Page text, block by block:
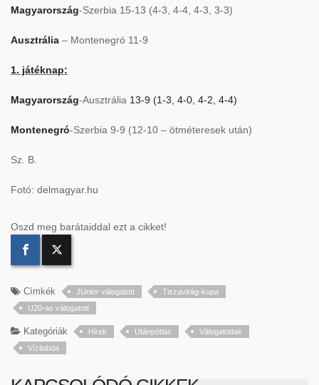
Magyarország-Szerbia 15-13 (4-3, 4-4, 4-3, 3-3)
Ausztrália – Montenegró 11-9
1. játéknap:
Magyarország-Ausztrália 13-9 (1-3, 4-0, 4-2, 4-4)
Montenegró-Szerbia 9-9 (12-10 – ötméteresek után)
Sz. B.
Fotó: delmagyar.hu
Oszd meg barátaiddal ezt a cikket!
Címkék JUnior válogatott
Tiszavirág-kupa
U20-as válogatott
Kategóriák Hirek Utánpótlás
Válogatottak
Vízilabda